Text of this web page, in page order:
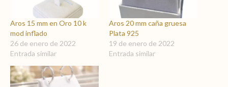
Aros 15 mm en Oro 10 k
mod inflado
26 de enero de 2022
Entrada similar
Aros 20 mm caña gruesa
Plata 925
19 de enero de 2022
Entrada similar